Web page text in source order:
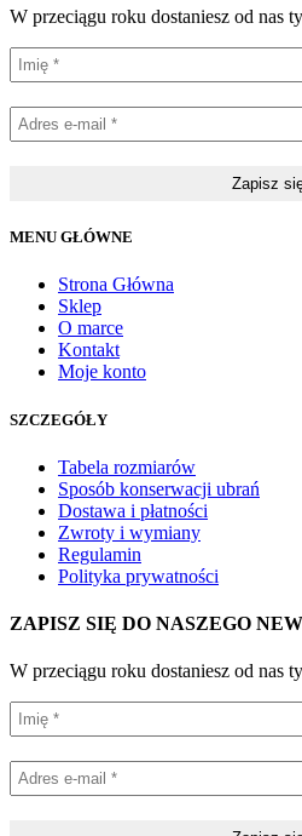
W przeciągu roku dostaniesz od nas
MENU GŁÓWNE
Strona Główna
Sklep
O marce
Kontakt
Moje konto
SZCZEGÓŁY
Tabela rozmiarów
Sposób konserwacji ubrań
Dostawa i płatności
Zwroty i wymiany
Regulamin
Polityka prywatności
ZAPISZ SIĘ DO NASZEGO
W przeciągu roku dostaniesz od nas